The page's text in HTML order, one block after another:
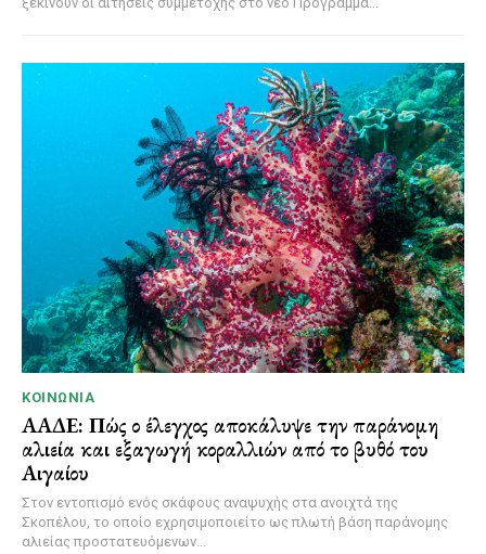
ΚΟΙΝΩΝΊΑ
ΑΑΔΕ: Πώς ο έλεγχος αποκάλυψε την παράνομη
αλιεία και εξαγωγή κοραλλιών από το βυθό του
Αιγαίου
Στον εντοπισμό ενός σκάφους αναψυχής στα ανοιχτά της
Σκοπέλου, το οποίο εχρησιμοποιείτο ως πλωτή βάση παράνομης
αλιείας προστατευόμενων...